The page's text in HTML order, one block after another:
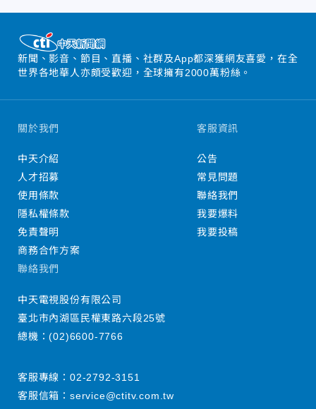
新聞、影音、節目、直播、社群及App都深獲網友喜愛，在全
世界各地華人亦頗受歡迎，全球擁有2000萬粉絲。
關於我們
中天介紹
人才招募
使用條款
隱私權條款
免責聲明
商務合作方案
客服資訊
公告
常見問題
聯絡我們
我要爆料
我要投稿
聯絡我們
中天電視股份有限公司
臺北市內湖區民權東路六段25號
總機：(02)6600-7766
客服專線： 02-2792-3151
客服信箱： service@ctitv.com.tw